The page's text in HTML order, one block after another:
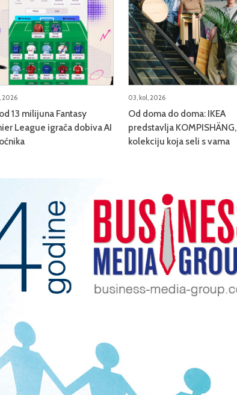
2026
13 milijuna Fantasy
League igrača dobiva AI
03, kol, 2026
Od doma do doma: IKEA
predstavlja KOMPISHÄNG,
kolekciju koja seli s vama